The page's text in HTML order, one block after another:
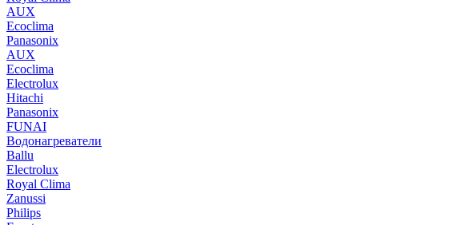
AUX
Ecoclima
Panasonix
AUX
Ecoclima
Electrolux
Hitachi
Panasonix
FUNAI
Водонагреватели
Ballu
Electrolux
Royal Clima
Zanussi
Philips